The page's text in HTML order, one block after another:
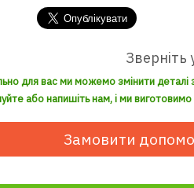
Зверніть
для вас ми можемо змінити
або напишіть нам, і ми
Замовити